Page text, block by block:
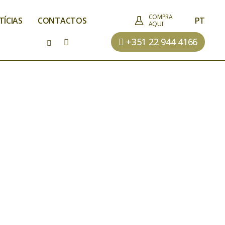
CONTACTOS
COMPRA
AQUI
PT
+351 22 944 4166